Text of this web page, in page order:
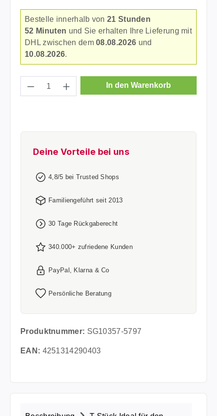
Bestelle innerhalb von 21 Stunden
52 Minuten und Sie erhalten Ihre Lieferung mit
DHL zwischen dem08.08.2026 und
10.08.2026.
Produkt Anzahl: Gib den gewünschten
In den Warenkorb
Deine Vorteile bei uns
4,8/5 bei Trusted Shops
Familiengeführt seit 2013
30 Tage Rückgaberecht
340.000+ zufriedene Kunden
PayPal, Klarna & Co
Persönliche Beratung
Produktnummer: SG10357-5797
EAN: 4251314290403